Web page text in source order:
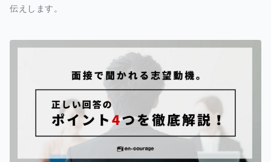
伝えします。